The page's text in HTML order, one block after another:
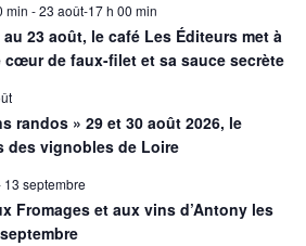
min -23 août-17 h 00 min
23 août, le café Les Éditeurs met à
cœur de faux-filet et sa sauce secrète
randos » 29 et 30 août 2026, le
des vignobles de Loire
13 septembre
Fromages et aux vins d’Antony les